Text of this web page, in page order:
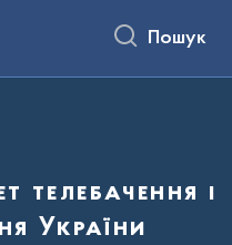
Пошук
телебачення і
України